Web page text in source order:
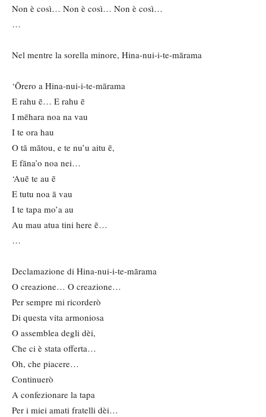
Non è così… Non è così… Non è così…
…
Nel mentre la sorella minore, Hina-nui-i-te-mārama
‘Ōrero a Hina-nui-i-te-mārama
E rahu ē… E rahu ē
I mēhara noa na vau
I te ora hau
O tā mātou, e te nu’u aitu ē,
E fāna’o noa nei…
‘Auē te au ē
E tutu noa ā vau
I te tapa mo’a au
Au mau atua tini here ē…
…
Declamazione di Hina-nui-i-te-mārama
O creazione… O creazione…
Per sempre mi ricorderò
Di questa vita armoniosa
O assemblea degli dèi,
Che ci è stata offerta…
Oh, che piacere…
Continuerò
A confezionare la tapa
Per i miei amati fratelli dèi…